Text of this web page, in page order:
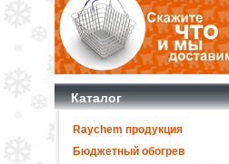
Каталог
Raychem продукция
Бюджетный обогрев